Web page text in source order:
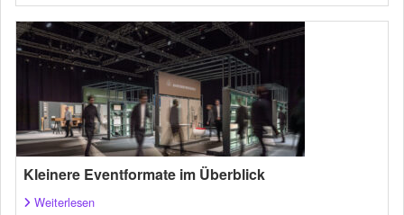
Kleinere Eventformate im Überblick
Weiterlesen